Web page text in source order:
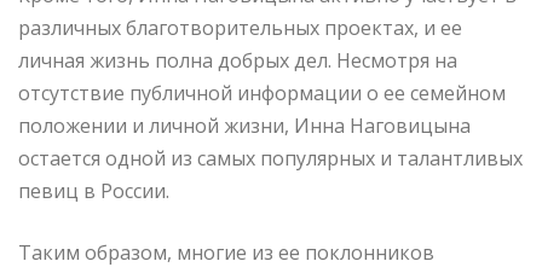
различных благотворительных проектах, и ее
личная жизнь полна добрых дел. Несмотря на
отсутствие публичной информации о ее семейном
положении и личной жизни, Инна Наговицына
остается одной из самых популярных и талантливых
певиц в России.
Таким образом, многие из ее поклонников